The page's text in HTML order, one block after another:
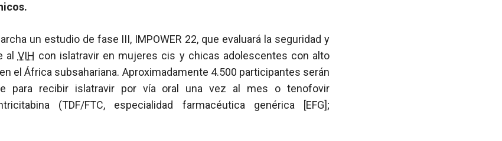
un estudio de fase III, IMPOWER 22, que evaluará la seguridad y
al VIH con islatravir en mujeres cis y chicas adolescentes con alto
en el África subsahariana. Aproximadamente 4.500 participantes serán
para recibir islatravir por vía oral una vez al mes o tenofovir
(TDF/FTC, especialidad farmacéutica genérica [EFG];